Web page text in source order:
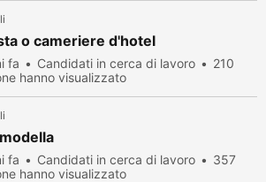
o cameriere d'hotel
fa Candidati in cerca di lavoro
210
hanno visualizzato
fa Candidati in cerca di lavoro
357
hanno visualizzato